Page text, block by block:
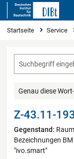
Sie sind hier
Startseite Service
Genau diese
Z-43.11-
Gegenstand:
Bezeichnungen
"ivo.smart"